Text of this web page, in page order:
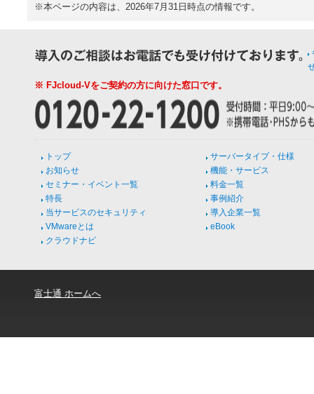
※本ページの内容は、2026年7月31日時点の情報です。
※ FJcloud-Vをご契約の方に向けた窓口です。
トップ
お知らせ
セミナー・イベント一覧
特長
当サービスのセキュリティ
VMwareとは
クラウドナビ
サーバータイプ・仕様
機能・サービス
料金一覧
事例紹介
導入企業一覧
eBook
富士通 ホームへ